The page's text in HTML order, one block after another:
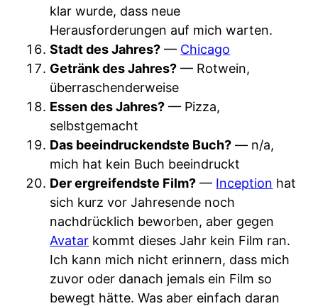
klar wurde, dass neue
Herausforderungen auf mich warten.
Stadt des Jahres? — Chicago
Getränk des Jahres? — Rotwein,
überraschenderweise
Essen des Jahres? — Pizza,
selbstgemacht
Das beeindruckendste Buch? — n/a,
mich hat kein Buch beeindruckt
Der ergreifendste Film? — Inception hat
sich kurz vor Jahresende noch
nachdrücklich beworben, aber gegen
Avatar kommt dieses Jahr kein Film ran.
Ich kann mich nicht erinnern, dass mich
zuvor oder danach jemals ein Film so
bewegt hätte. Was aber einfach daran